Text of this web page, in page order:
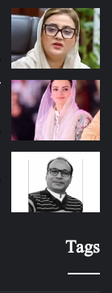
Tags